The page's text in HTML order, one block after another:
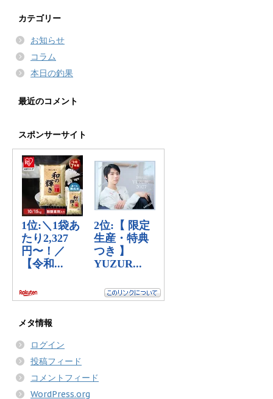
カテゴリー
お知らせ
コラム
本日の釣果
最近のコメント
スポンサーサイト
メタ情報
ログイン
投稿フィード
コメントフィード
WordPress.org